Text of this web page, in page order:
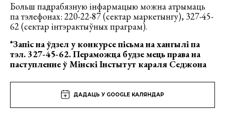
Больш падрабязную інфармацыю можна атрымаць
па тэлефонах: 220-22-87 (сектар маркетынгу), 327-45-
62 (сектар інтэрактыўных праграм).
*Запіс на ўдзел у конкурсе пісьма на хангылі па
тэл. 327-45-62.Пераможца будзе мець права на
паступленне ў Мінскі Інстытут караля Седжона
ДАДАЦЬ У GOOGLE КАЛЯНДАР